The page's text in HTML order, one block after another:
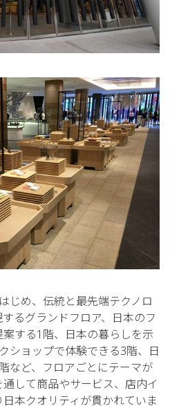
じめ、伝統と最先端テクノロ
るグランドフロア、日本のフ
する1階、日本の暮らしを示
ショップで体験できる3階、日
など、フロアごとにテーマが
して商品やサービス、店内イ
本クオリティが貫かれていま